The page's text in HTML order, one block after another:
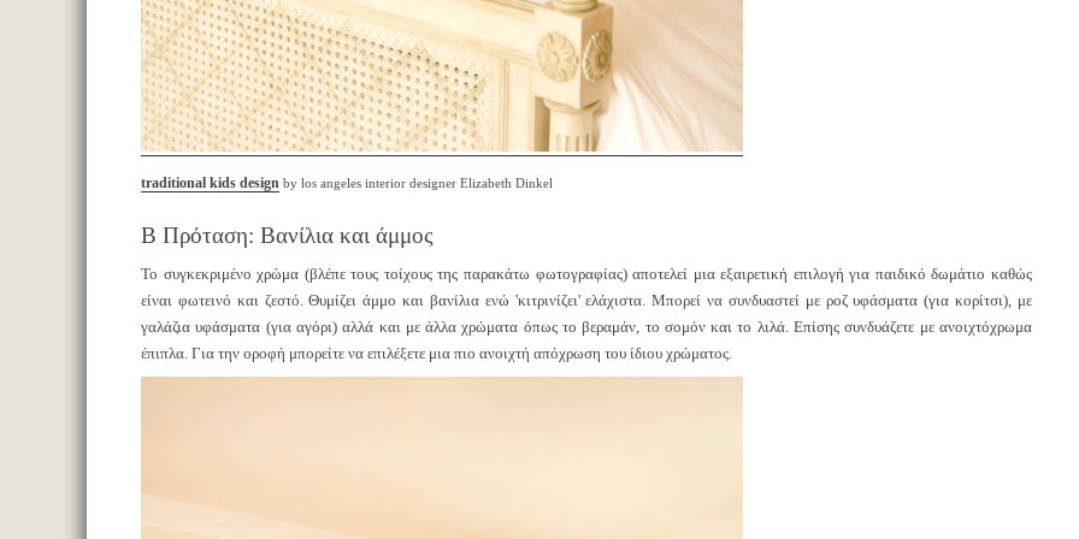
traditional kids design by los angeles interior designer Elizabeth Dinkel
Β Πρόταση: Βανίλια και άμμος
Το συγκεκριμένο χρώμα (βλέπε τους τοίχους της παρακάτω φωτογραφίας) αποτελεί μια εξαιρετική επιλογή για παιδικό δωμάτιο καθώς
είναι φωτεινό και ζεστό. Θυμίζει άμμο και βανίλια ενώ 'κιτρινίζει' ελάχιστα. Μπορεί να συνδυαστεί με ροζ υφάσματα (για κορίτσι), με
γαλάζια υφάσματα (για αγόρι) αλλά και με άλλα χρώματα όπως το βεραμάν, το σομόν και το λιλά. Επίσης συνδυάζετε με ανοιχτόχρωμα
έπιπλα. Για την οροφή μπορείτε να επιλέξετε μια πιο ανοιχτή απόχρωση του ίδιου χρώματος.